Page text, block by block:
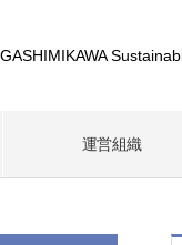
運営組織